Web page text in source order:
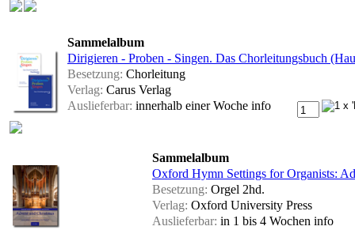
Sammelalbum
Dirigieren - Proben - Singen. Das Chorleitungsbuch
Besetzung: Chorleitung
Verlag: Carus Verlag
Auslieferbar: innerhalb einer Woche info
Sammelalbum
Oxford Hymn Settings for Organists:
Besetzung: Orgel 2hd.
Verlag: Oxford University Press
Auslieferbar: in 1 bis 4 Wochen info